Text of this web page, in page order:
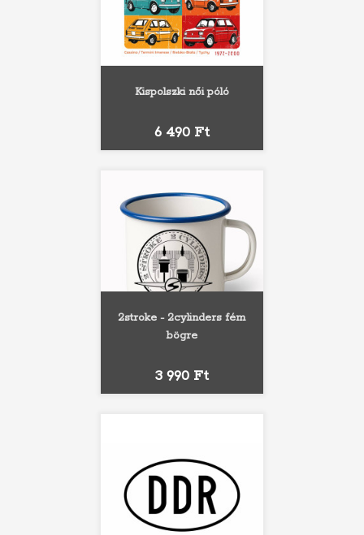
Kispolszki női póló
Ár
6 490 Ft
2stroke - 2cylinders fém
bögre
Ár
3 990 Ft